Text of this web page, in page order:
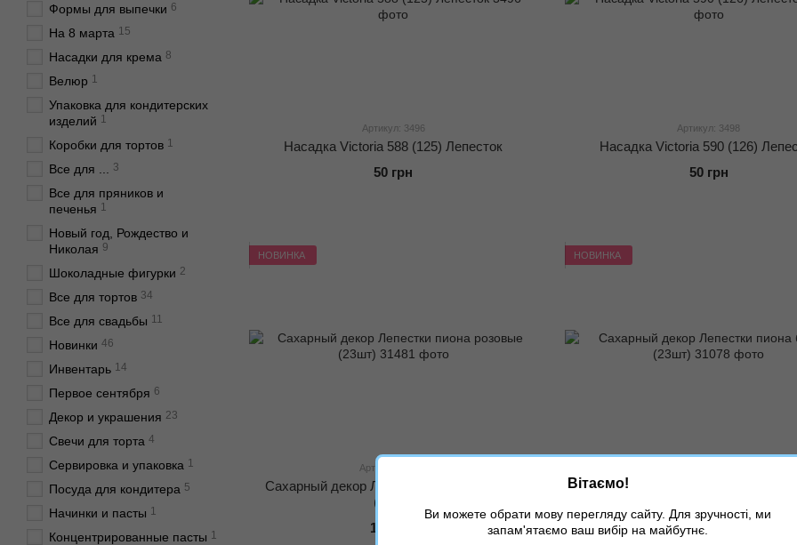
Артикул: 3496
Насадка Victoria 588 (125) Лепесток
50 грн
Артикул: 3498
Насадка Victoria 590 (126)
50 грн
НОВИНКА
Артикул: 31481
Сахарный декор Лепестки пиона розовые
(23шт)
145 грн
НОВИНКА
Сахарный декор Лепестки пиона
145 грн
Формы для выпечки 6
На 8 марта 15
Насадки для крема 8
Велюр 1
Упаковка для кондитерских
изделий 1
Коробки для тортов 1
Все для ... 3
Все для пряников и
печенья 1
Новый год, Рождество и
Николая 9
Шоколадные фигурки 2
Все для тортов 34
Все для свадьбы 11
Новинки 46
Инвентарь 14
Первое сентября 6
Декор и украшения 23
Свечи для торта 4
Сервировка и упаковка 1
Посуда для кондитера 5
Начинки и пасты 1
Концентрированные пасты 1
Вітаємо!
Ви можете обрати мову перегляду сайту. Для зручності, ми
запам'ятаємо ваш вибір на майбутнє.